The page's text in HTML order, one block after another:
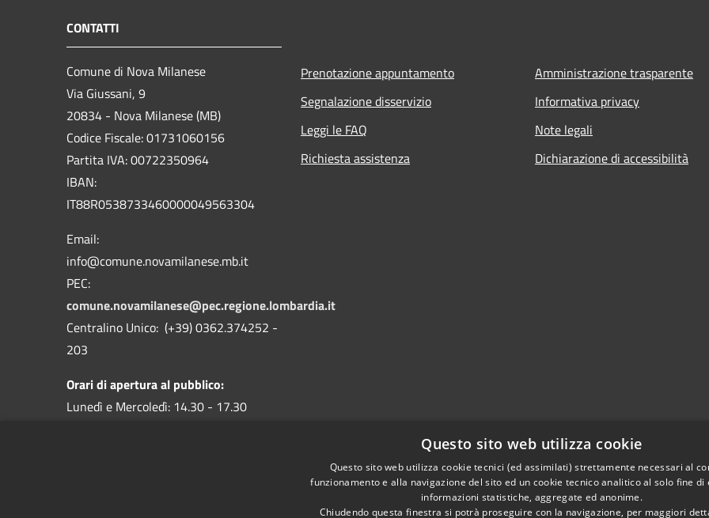
CONTATTI
Comune di Nova Milanese
Via Giussani, 9
20834 - Nova Milanese (MB)
Codice Fiscale: 01731060156
Partita IVA: 00722350964
IBAN:
IT88R0538733460000049563304
Email:
info@comune.novamilanese.mb.it
PEC:
comune.novamilanese@pec.regione.lombardia.it
Centralino Unico: (+39) 0362.374252 -
203
Orari di apertura al pubblico:
Lunedì e Mercoledì: 14.30 - 17.30
Prenotazione appuntamento
Segnalazione disservizio
Leggi le FAQ
Richiesta assistenza
Amministrazione trasparente
Informativa privacy
Note legali
Dichiarazione di accessibilità
Questo sito web utilizza cookie
Questo sito web utilizza cookie tecnici (ed assimilati) strettamente necessari al
funzionamento e alla navigazione del sito ed un cookie tecnico analitico al solo fine di
informazioni statistiche, aggregate ed anonime.
Chiudendo questa finestra si potrà proseguire con la navigazione, per maggiori